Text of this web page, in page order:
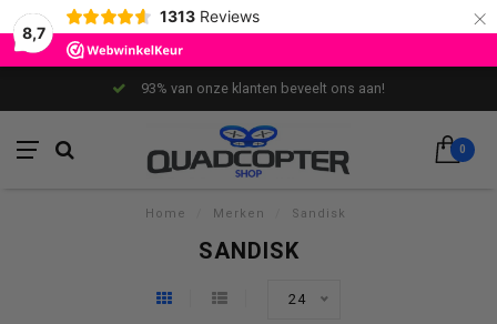
8,7
1313 Reviews ×
93% van onze klanten beveelt ons aan!
0
Home Merken Sandisk
SANDISK
24